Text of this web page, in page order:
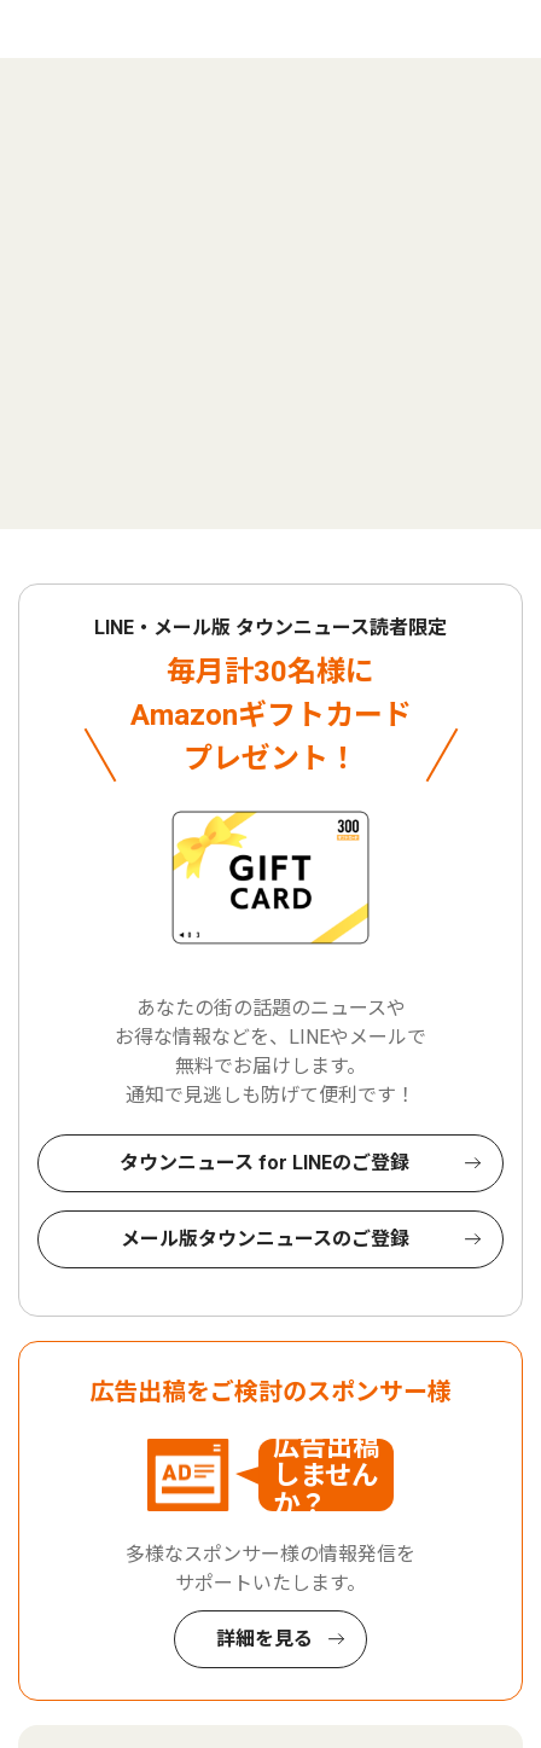
LINE・メール版 タウンニュース読者限定
毎月計30名様に
Amazonギフトカード
プレゼント！
あなたの街の話題のニュースや
お得な情報などを、LINEやメールで
無料でお届けします。
通知で見逃しも防げて便利です！
タウンニュース for LINEのご登録
メール版タウンニュースのご登録
広告出稿をご検討のスポンサー様
広告出稿
しません
か？
多様なスポンサー様の情報発信を
サポートいたします。
詳細を見る